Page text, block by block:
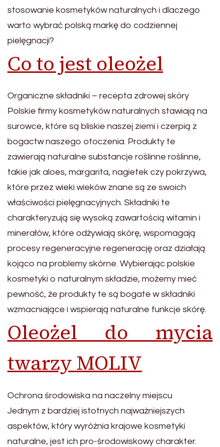
stosowanie kosmetyków naturalnych i dlaczego
warto wybrać polską markę do codziennej
pielęgnacji?
Co to jest oleożel
Organiczne składniki – recepta zdrowej skóry
Polskie firmy kosmetyków naturalnych stawiają na
surowce, które są bliskie naszej ziemi i czerpią z
bogactw naszego otoczenia. Produkty te
zawierają naturalne substancje roślinne roślinne,
takie jak aloes, margarita, nagietek czy pokrzywa,
które przez wieki wieków znane są ze swoich
właściwości pielęgnacyjnych. Składniki te
charakteryzują się wysoką zawartością witamin i
minerałów, które odżywiają skórę, wspomagają
procesy regeneracyjne regenerację oraz działają
kojąco na problemy skórne. Wybierając polskie
kosmetyki o naturalnym składzie, możemy mieć
pewność, że produkty te są bogate w składniki
wzmacniające i wspierają naturalne funkcje skórę.
Oleożel do mycia
twarzy MOLIV
Ochrona środowiska na naczelny miejscu
Jednym z bardziej istotnych najważniejszych
aspektów, który wyróżnia krajowe kosmetyki
naturalne, jest ich pro-środowiskowy charakter.